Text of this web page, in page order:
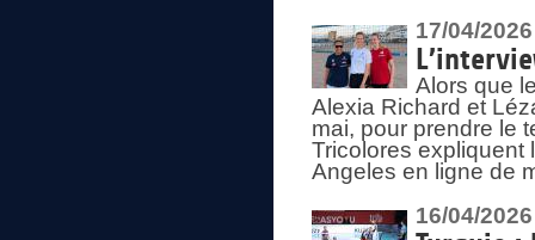
17/04/2026
Alors que
Alexia Richard et
mai, pour prendre le
Tricolores expliquent
Angeles en ligne de
16/04/2026